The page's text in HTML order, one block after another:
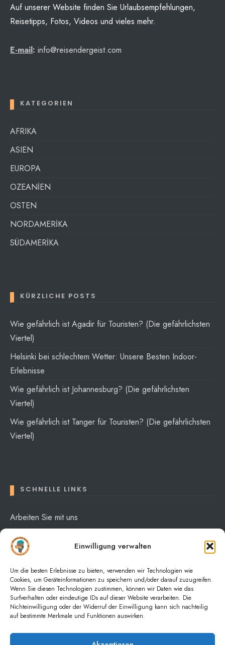
Einwilligung verwalten
Um die besten Erlebnisse zu bieten, verwenden wir Technologien wie
Cookies, um Geräteinformationen zu speichern und/oder darauf zuzugreifen.
Wenn Sie diesen Technologien zustimmen, können wir Daten wie das
Surfverhalten oder eindeutige IDs auf dieser Website verarbeiten. Die
Nichteinwilligung oder der Widerruf der Einwilligung kann sich nachteilig
auf bestimmte Merkmale und Funktionen auswirken.
Auf unserer Website finden Sie Urlaubsempfehlungen,
Reisetipps, Fotos, Videos und vieles mehr.
E-mail: info@reisendergeist.com
KATEGORIEN
AFRIKA
ASIEN
EUROPA
OZEANİEN
OSTEN
NORDAMERİKA
SÜDAMERİKA
KÜRZLICHE POSTS
Wie gefährlich ist Agadir für Touristen? (Die gefährlichsten
Viertel)
Helsinki bei schlechtem Wetter: Unsere Besten Indoor-
Erlebnisse
Wie gefährlich ist Johannesburg? (Die gefährlichsten
Viertel)
Wie gefährlich ist Tanger für Touristen? (Die gefährlichsten
Viertel)
SCHNELLE LINKS
Arbeiten Sie mit uns
Über mich
Datenschutzerklärung